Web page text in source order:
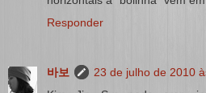
Responder
바보
23 de julho de 2010